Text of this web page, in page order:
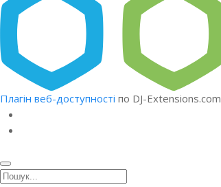
Плагін веб-доступності по DJ-Extensions.com